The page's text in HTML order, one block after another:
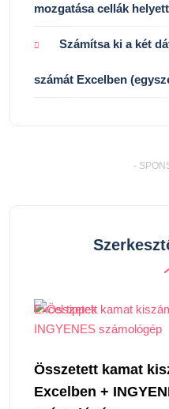
mozgatása cellák helyett
Számítsa ki a két
számát Excelben
-
Excel tippek
Összetett kamat
Excelben +